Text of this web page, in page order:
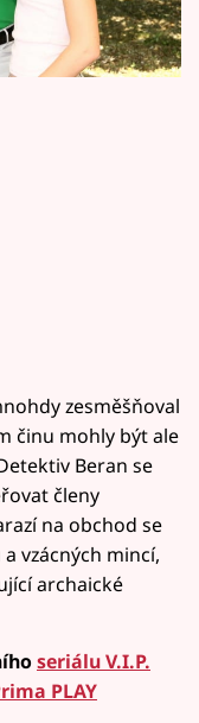
zesměšňoval
činu mohly být ale
Beran se
členy
na obchod se
vzácných mincí,
archaické
seriálu V.I.P.
PLAY